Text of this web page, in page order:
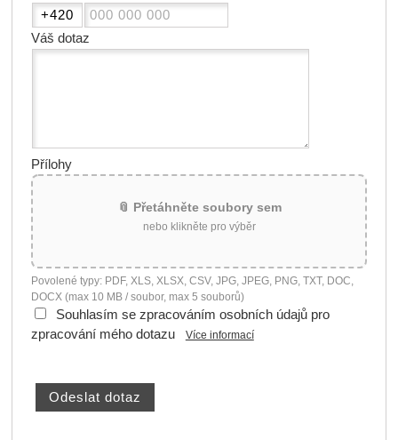
Váš dotaz
Přílohy
📎 Přetáhněte soubory sem
nebo klikněte pro výběr
Povolené typy: PDF, XLS, XLSX, CSV, JPG, JPEG, PNG, TXT, DOC,
DOCX (max 10 MB / soubor, max 5 souborů)
Souhlasím se zpracováním osobních údajů pro
zpracování mého dotazu
Více informací